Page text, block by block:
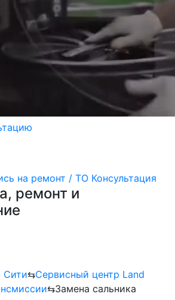
на ремонт / ТО Консультация
ремонт и
Сити⇆Сервисный центр Land
⇆Замена сальника